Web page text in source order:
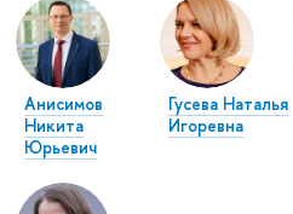
Анисимов
Никита
Юрьевич
Гусева Наталья
Игоревна